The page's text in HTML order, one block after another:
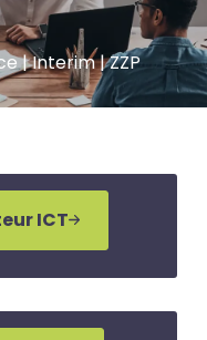
| Interim | ZZP
ICT